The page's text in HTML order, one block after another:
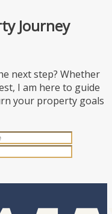
Journey
next step? Whether
I am here to guide
your property goals